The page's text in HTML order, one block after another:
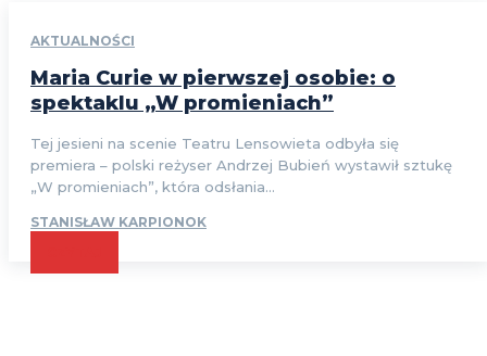
AKTUALNOŚCI
Maria Curie w pierwszej osobie: o
spektaklu „W promieniach”
Tej jesieni na scenie Teatru Lensowieta odbyła się
premiera – polski reżyser Andrzej Bubień wystawił sztukę
„W promieniach”, która odsłania...
STANISŁAW KARPIONOK